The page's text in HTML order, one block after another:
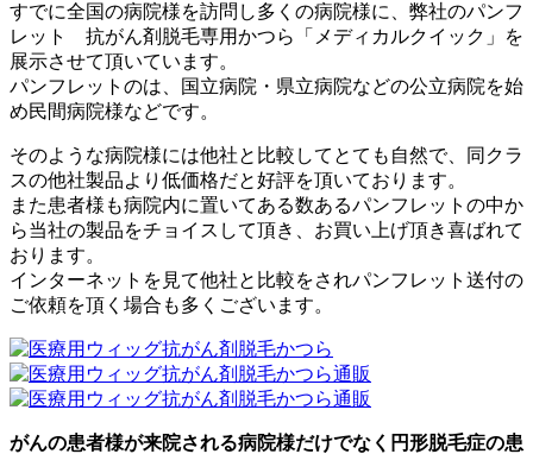
すでに全国の病院様を訪問し多くの病院様に、弊社のパンフ
レット 抗がん剤脱毛専用かつら「メディカルクイック」を
展示させて頂いています。
パンフレットのは、国立病院・県立病院などの公立病院を始
め民間病院様などです。
そのような病院様には他社と比較してとても自然で、同クラ
スの他社製品より低価格だと好評を頂いております。
また患者様も病院内に置いてある数あるパンフレットの中か
ら当社の製品をチョイスして頂き、お買い上げ頂き喜ばれて
おります。
インターネットを見て他社と比較をされパンフレット送付の
ご依頼を頂く場合も多くございます。
がんの患者様が来院される病院様だけでなく円形脱毛症の患